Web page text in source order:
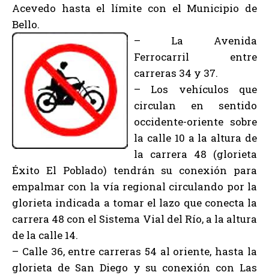
Acevedo hasta el límite con el Municipio de
Bello.
– La Avenida
Ferrocarril entre
carreras 34 y 37.
– Los vehículos que
circulan en sentido
occidente-oriente sobre
la calle 10 a la altura de
la carrera 48 (glorieta
Éxito El Poblado) tendrán su conexión para
empalmar con la vía regional circulando por la
glorieta indicada a tomar el lazo que conecta la
carrera 48 con el Sistema Vial del Río, a la altura
de la calle 14.
– Calle 36, entre carreras 54 al oriente, hasta la
glorieta de San Diego y su conexión con Las